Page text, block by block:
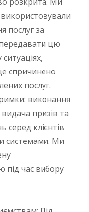
послуг за
цю
спричинено
послуг.
виконання
призів та
серед клієнтів
системами. Ми
під час вибору